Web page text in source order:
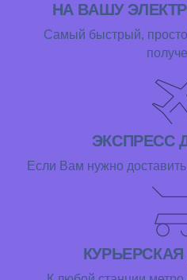
НА ВАШУ
Самый быстрый,
ЭКСПРЕСС
Если Вам нужно